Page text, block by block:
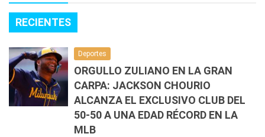
RECIENTES
Deportes
ORGULLO ZULIANO EN LA GRAN
CARPA: JACKSON CHOURIO
ALCANZA EL EXCLUSIVO CLUB DEL
50-50 A UNA EDAD RÉCORD EN LA
MLB